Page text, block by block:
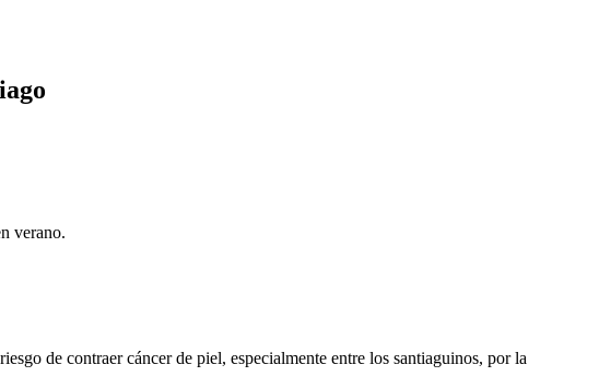
verano.
de contraer cáncer de piel, especialmente entre los santiaguinos, por la